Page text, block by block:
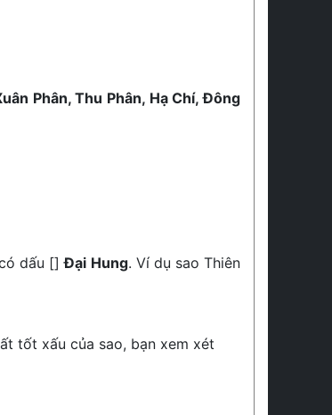
Phân, Thu Phân, Hạ Chí, Đông
dấu []Đại Hung. Ví dụ sao Thiên
tốt xấu của sao, bạn xem xét